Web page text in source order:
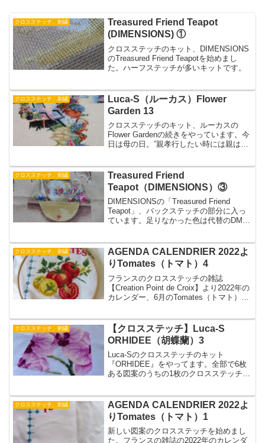
クロスステッチ、刺繍
Treasured Friend Teapot
(DIMENSIONS) ①
クロスステッチのキット、DIMENSIONS
のTreasured Friend Teapotを始めまし
た。ハーフステッチが多いキットです。
クロスステッチ、刺繍
Luca-S（ルーカス）Flower
Garden 13
クロスステッチのキット、ルーカスの
Flower Gardenの続きをやっています。今
日は母の日。”親孝行したい時には親はな
にいなくなってしまいました。今は後悔
の日々です。
クロスステッチ、刺繍
Treasured Friend
Teapot（DIMENSIONS）③
DIMENSIONSの「Treasured Friend
Teapot」、バックステッチの部分に入っ
ています。足りなかった色は代替のDMC
絵が引き締まるのでもう少しがんばりま
す。
クロスステッチ、刺繍
AGENDA CALENDRIER 2022よ
りTomates（トマト）4
フランスのクロスステッチの雑誌
【Creation Point de Croix】より2022年の
カレンダー、6月のTomates（トマト）の
トをステッチしました。
クロスステッチ、刺繍
【クロスステッチ】Luca-S
ORHIDEE（胡蝶蘭）3
Luca-Sのクロスステッチのキット
『ORHIDEE』をやってます。全部で6枚
ある図案のうちの1枚のクロスステッチの
れとも別のページのクロスステッチに移
るか迷うところです。
クロスステッチ、刺繍
AGENDA CALENDRIER 2022よ
りTomates（トマト）1
新しい図案のクロスステッチを始めまし
た。フランスの雑誌の2022年のカレンダ